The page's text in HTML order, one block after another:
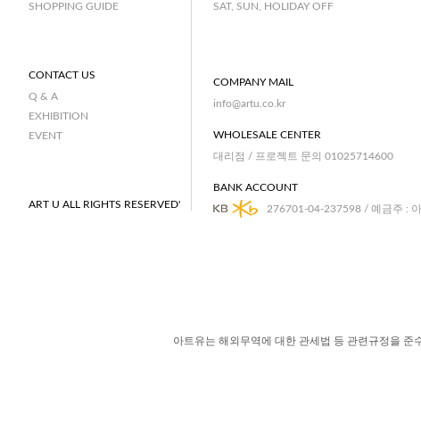
SHOPPING GUIDE
CONTACT US
Q & A
EXHIBITION
EVENT
ART U ALL RIGHTS RESERVED'
SAT, SUN, HOLIDAY OFF
COMPANY MAIL
info@artu.co.kr
WHOLESALE CENTER
대리점 / 프로젝트 문의 01025714600
BANK ACCOUNT
276701-04-237598 / 예금주 :
아트유는 해외무역에 대한 관세법 등 관련규정을 준